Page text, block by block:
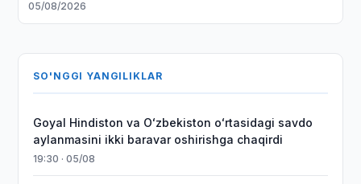
05/08/2026
SO'NGGI YANGILIKLAR
Goyal Hindiston va Oʻzbekiston oʻrtasidagi savdo
aylanmasini ikki baravar oshirishga chaqirdi
19:30 · 05/08